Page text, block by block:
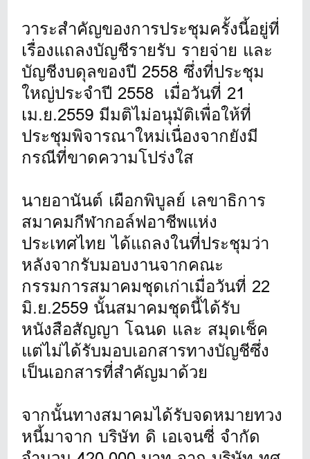
วาระสำคัญของการประชุมครั้งนี้อยู่ที่
เรื่องแถลงบัญชีรายรับ รายจ่าย และ
บัญชีงบดุลของปี 2558 ซึ่งที่ประชุม
ใหญ่ประจำปี 2558 เมื่อวันที่ 21
เม.ย.2559 มีมติไม่อนุมัติเพื่อให้ที่
ประชุมพิจารณาใหม่เนื่องจากยังมี
กรณีที่ขาดความโปร่งใส
นายอานันต์ เผือกพิบูลย์ เลขาธิการ
สมาคมกีฬากอล์ฟอาชีพแห่ง
ประเทศไทย ได้แถลงในที่ประชุมว่า
หลังจากรับมอบงานจากคณะ
กรรมการสมาคมชุดเก่าเมื่อวันที่ 22
มิ.ย.2559 นั้นสมาคมชุดนี้ได้รับ
หนังสือสัญญา โฉนด และ สมุดเช็ค
แต่ไม่ได้รับมอบเอกสารทางบัญชีซึ่ง
เป็นเอกสารที่สำคัญมาด้วย
จากนั้นทางสมาคมได้รับจดหมายทวง
หนี้มาจาก บริษัท ดิ เอเจนซี่ จำกัด